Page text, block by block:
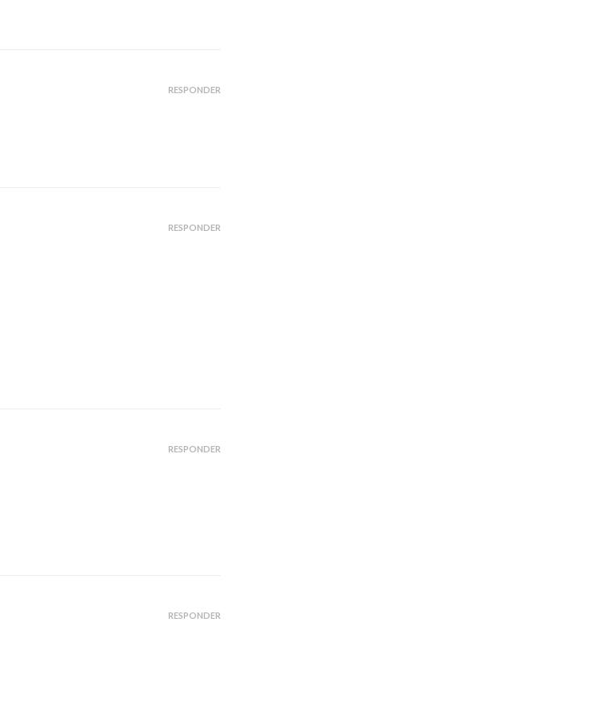
RESPONDER
RESPONDER
RESPONDER
RESPONDER